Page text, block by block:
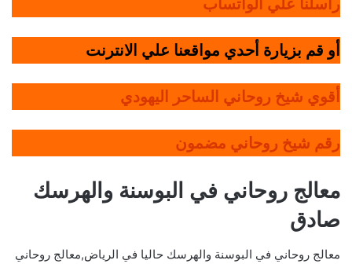
أو قم بزيارة أحدي مواقعنا علي الانترنت
أقوي شيخ روحاني الساحر اليهودي
رقم شيخ روحاني مضمون
معالج روحاني في البوسنة والهرسك
صادق
معالج روحاني في البوسنة والهرسك حاليا في الرياض,معالج روحاني